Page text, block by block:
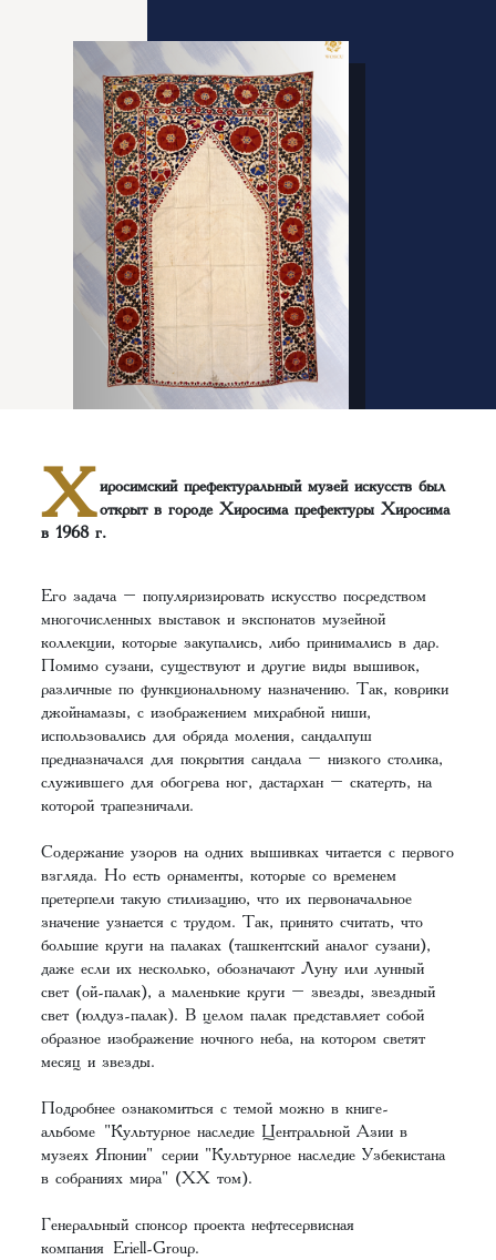
Х иросимский префектуральный музей искусств был
открыт в городе Хиросима префектуры Хиросима
в 1968 г.
Его задача – популяризировать искусство посредством
многочисленных выставок и экспонатов музейной
коллекции, которые закупались, либо принимались в дар.
Помимо сузани, существуют и другие виды вышивок,
различные по функциональному назначению. Так, коврики
джойнамазы, с изображением михрабной ниши,
использовались для обряда моления, сандалпуш
предназначался для покрытия сандала – низкого столика,
служившего для обогрева ног, дастархан – скатерть, на
которой трапезничали.
Содержание узоров на одних вышивках читается с первого
взгляда. Но есть орнаменты, которые со временем
претерпели такую стилизацию, что их первоначальное
значение узнается с трудом. Так, принято считать, что
большие круги на палаках (ташкентский аналог сузани),
даже если их несколько, обозначают Луну или лунный
свет (ой-палак), а маленькие круги – звезды, звездный
свет (юлдуз-палак). В целом палак представляет собой
образное изображение ночного неба, на котором светят
месяц и звезды.
Подробнее ознакомиться с темой можно в книге-
альбоме "Культурное наследие Центральной Азии в
музеях Японии" серии "Культурное наследие Узбекистана
в собраниях мира" (XХ том).
Генеральный спонсор проекта нефтесервисная
компания Eriell-Group.